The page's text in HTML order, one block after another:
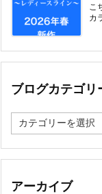
こ
カ
ブログカテゴリ
ロ
カ
ゴ
アーカイブ